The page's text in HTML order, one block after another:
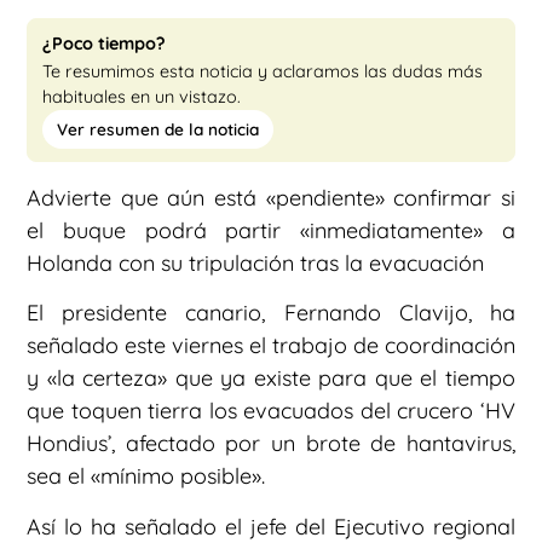
¿Poco tiempo?
Te resumimos esta noticia y aclaramos las dudas más
habituales en un vistazo.
Ver resumen de la noticia
Advierte que aún está «pendiente» confirmar si
el buque podrá partir «inmediatamente» a
Holanda con su tripulación tras la evacuación
El presidente canario, Fernando Clavijo, ha
señalado este viernes el trabajo de coordinación
y «la certeza» que ya existe para que el tiempo
que toquen tierra los evacuados del crucero ‘HV
Hondius’, afectado por un brote de hantavirus,
sea el «mínimo posible».
Así lo ha señalado el jefe del Ejecutivo regional